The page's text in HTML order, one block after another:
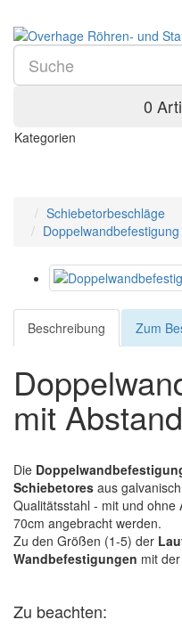
0
Kategorien
Schiebetorbeschläge
Beschreibung Zum
mit Abstand
Die
Schiebetores aus
Qualitätsstahl - mit und
70cm angebracht werden.
Zu den Größen (1-5) der
Wandbefestigungen mit
Zu beachten: